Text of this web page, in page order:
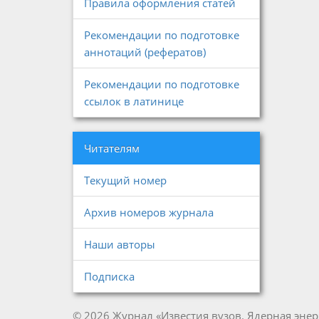
Правила оформления статей
Рекомендации по подготовке
аннотаций (рефератов)
Рекомендации по подготовке
ссылок в латинице
Читателям
Текущий номер
Архив номеров журнала
Наши авторы
Подписка
© 2026 Журнал «Известия вузов. Ядерная